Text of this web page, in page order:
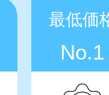
最低価
No.1